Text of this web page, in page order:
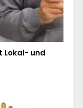
Lokal- und